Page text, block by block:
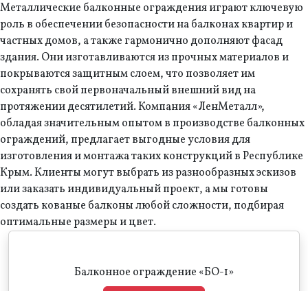
Металлические балконные ограждения играют ключевую
роль в обеспечении безопасности на балконах квартир и
частных домов, а также гармонично дополняют фасад
здания. Они изготавливаются из прочных материалов и
покрываются защитным слоем, что позволяет им
сохранять свой первоначальный внешний вид на
протяжении десятилетий. Компания «ЛенМеталл»,
обладая значительным опытом в производстве балконных
ограждений, предлагает выгодные условия для
изготовления и монтажа таких конструкций в Республике
Крым. Клиенты могут выбрать из разнообразных эскизов
или заказать индивидуальный проект, а мы готовы
создать кованые балконы любой сложности, подбирая
оптимальные размеры и цвет.
Балконное ограждение «БО-1»